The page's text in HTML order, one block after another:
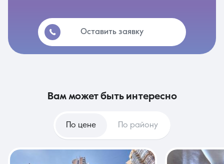
Оставить заявку
вам может быть интересно
По цене По району